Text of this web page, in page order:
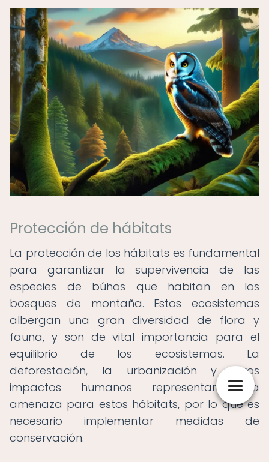
Protección de hábitats
La protección de los hábitats es fundamental
para garantizar la supervivencia de las
especies de búhos que habitan en los
bosques de montaña. Estos ecosistemas
albergan una gran diversidad de flora y
fauna, y son de vital importancia para el
equilibrio de los ecosistemas. La
deforestación, la urbanización y otros
impactos humanos representan una
amenaza para estos hábitats, por lo que es
necesario implementar medidas de
conservación.